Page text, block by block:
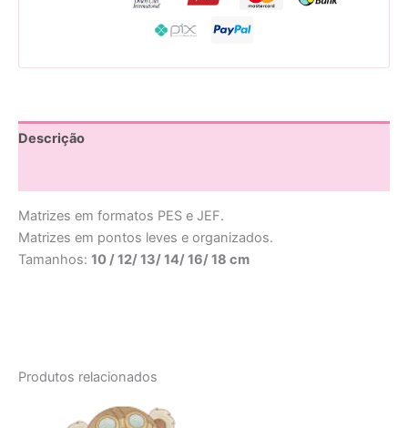
Descrição
Matrizes em formatos PES e JEF.
Matrizes em pontos leves e organizados.
Tamanhos: 10 / 12/ 13/ 14/ 16/ 18 cm
Produtos relacionados